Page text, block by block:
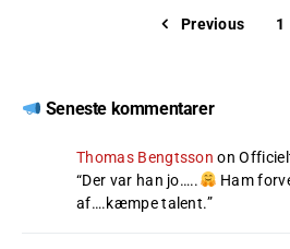
Previous 1
Seneste kommentarer
Thomas Bengtsson on
“Der var han jo…..
Ham
af….kæmpe talent.”